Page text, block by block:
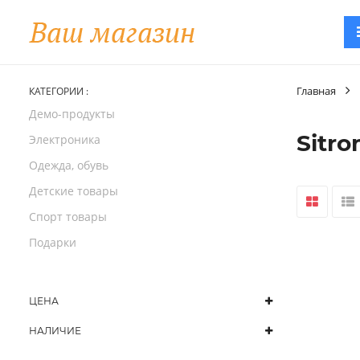
КАТЕГОРИИ :
Демо-продукты
Электроника
Одежда, обувь
Детские товары
Спорт товары
Подарки
ЦЕНА
НАЛИЧИЕ
Главная